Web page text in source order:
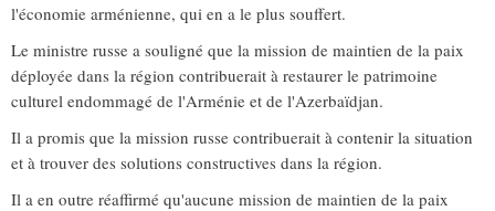
l'économie arménienne, qui en a le plus souffert.
Le ministre russe a souligné que la mission de maintien de la paix
déployée dans la région contribuerait à restaurer le patrimoine
culturel endommagé de l'Arménie et de l'Azerbaïdjan.
Il a promis que la mission russe contribuerait à contenir la situation
et à trouver des solutions constructives dans la région.
Il a en outre réaffirmé qu'aucune mission de maintien de la paix